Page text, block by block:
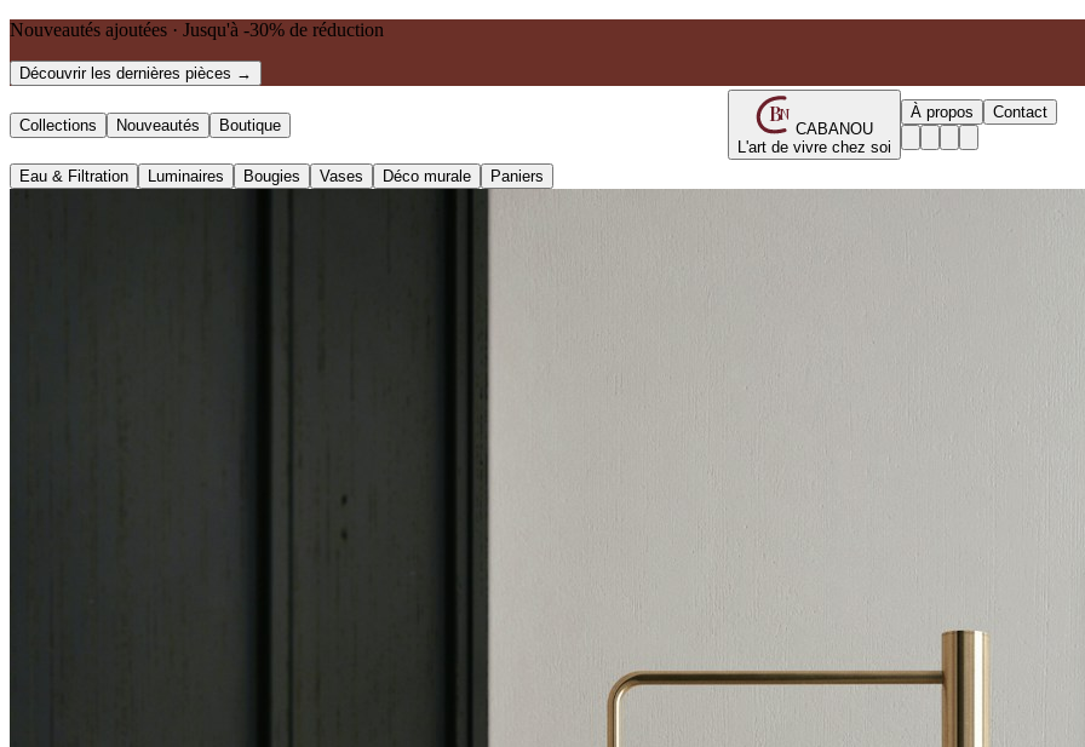
Nouveautés ajoutées · Jusqu'à -30% de réduction
Découvrir les dernières pièces →
Collections Nouveautés Boutique BN
CABANOU
L'art de vivre chez soi
À propos Contact
Eau & Filtration Luminaires Bougies Vases Déco murale Paniers